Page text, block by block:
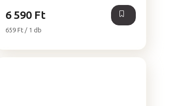
6 590 Ft
Egységár:
659 Ft / 1 db